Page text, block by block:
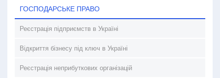
ГОСПОДАРСЬКЕ ПРАВО
Реєстрація підприємств в Україні
Відкриття бізнесу під ключ в Україні
Реєстрація неприбуткових організацій